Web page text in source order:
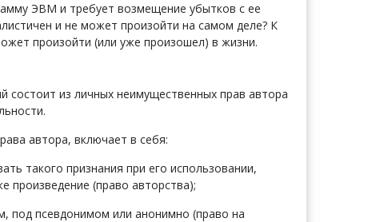
ЭВМ и требует возмещение убытков с ее
и не может произойти на самом деле? К
произойти (или уже произошел) в жизни.
состоит из личных неимущественных прав автора
автора, включает в себя:
такого признания при его использовании,
произведение (право авторства);
под псевдонимом или анонимно (право на